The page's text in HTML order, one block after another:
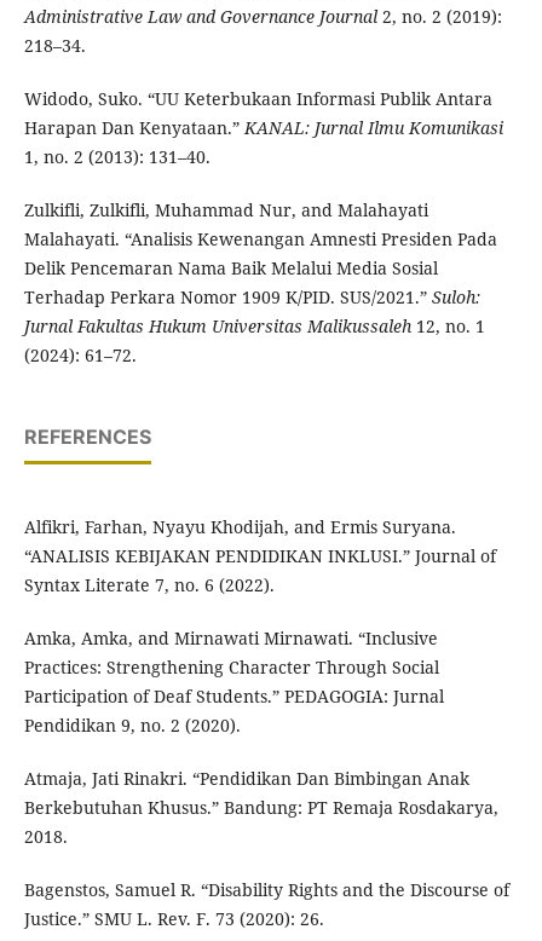
Administrative Law and Governance Journal2, no. 2 (2019):
218–34.
Widodo, Suko. “UU Keterbukaan Informasi Publik Antara
Harapan Dan Kenyataan.” KANAL: Jurnal Ilmu Komunikasi
1, no. 2 (2013): 131–40.
Zulkifli, Zulkifli, Muhammad Nur, and Malahayati
Malahayati. “Analisis Kewenangan Amnesti Presiden Pada
Delik Pencemaran Nama Baik Melalui Media Sosial
Terhadap Perkara Nomor 1909 K/PID. SUS/2021.” Suloh:
Jurnal Fakultas Hukum Universitas Malikussaleh12, no. 1
(2024): 61–72.
REFERENCES
Alfikri, Farhan, Nyayu Khodijah, and Ermis Suryana.
“ANALISIS KEBIJAKAN PENDIDIKAN INKLUSI.” Journal of
Syntax Literate 7, no. 6 (2022).
Amka, Amka, and Mirnawati Mirnawati. “Inclusive
Practices: Strengthening Character Through Social
Participation of Deaf Students.” PEDAGOGIA: Jurnal
Pendidikan 9, no. 2 (2020).
Atmaja, Jati Rinakri. “Pendidikan Dan Bimbingan Anak
Berkebutuhan Khusus.” Bandung: PT Remaja Rosdakarya,
2018.
Bagenstos, Samuel R. “Disability Rights and the Discourse of
Justice.” SMU L. Rev. F. 73 (2020): 26.